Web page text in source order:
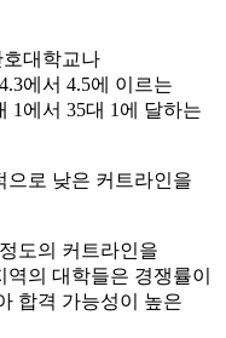
대학교나
에서 4.5에 이르는
1에서 35대 1에 달하는
으로 낮은 커트라인을
도의 커트라인을
의 대학들은 경쟁률이
합격 가능성이 높은